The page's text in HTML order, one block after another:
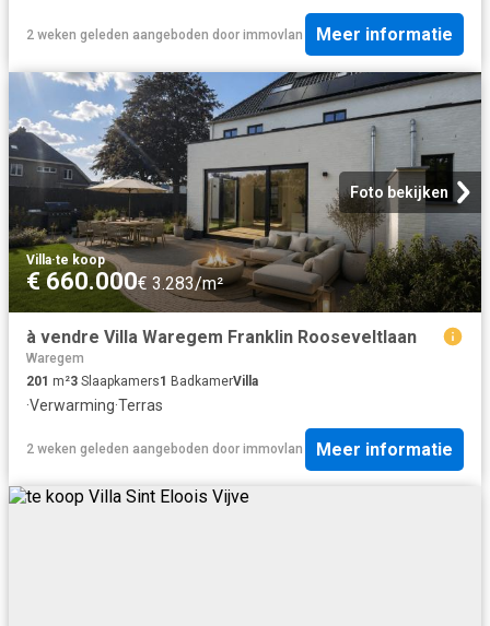
2 weken geleden aangeboden door immovlan Meer informatie
Foto bekijken
Villa·te koop
€ 660.000€ 3.283/m²
à vendre Villa Waregem Franklin Rooseveltlaan
Waregem
201 m²3 Slaapkamers1 BadkamerVilla
·Verwarming·Terras
2 weken geleden aangeboden door immovlan Meer informatie